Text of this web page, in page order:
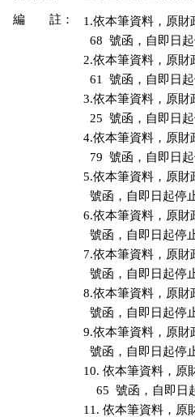
編 註：
1.依本筆資料，原財
68  號函，自即日
2.依本筆資料，原財
61  號函，自即日
3.依本筆資料，原財
25  號函，自即日
4.依本筆資料，原財
79  號函，自即日
5.依本筆資料，原財
號函，自即日起停
6.依本筆資料，原財
號函，自即日起停
7.依本筆資料，原財
號函，自即日起停
8.依本筆資料，原財
號函，自即日起停
9.依本筆資料，原財
號函，自即日起停
10. 依本筆資料，原
65  號函，自即日
11. 依本筆資料，原